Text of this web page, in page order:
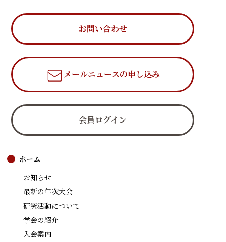
お問い合わせ
メールニュースの申し込み
会員ログイン
ホーム
お知らせ
最新の年次大会
研究活動について
学会の紹介
入会案内